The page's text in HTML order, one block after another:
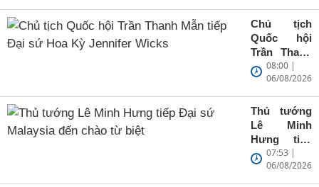
quốc Thái
Lan
hội kiêm
Chủ tịch Hạ
viện Vương
quốc Thái
Lan Sophon
Zaram
Chủ tịch
Quốc hội
Trần Thanh
Mẫn tiếp
Đại sứ Hoa
Kỳ Jennifer
Wicks
08:00 |
06/08/2026
Thủ tướng
Lê Minh
Hưng tiếp
Đại sứ
Malaysia
đến chào từ
07:53 |
06/08/2026